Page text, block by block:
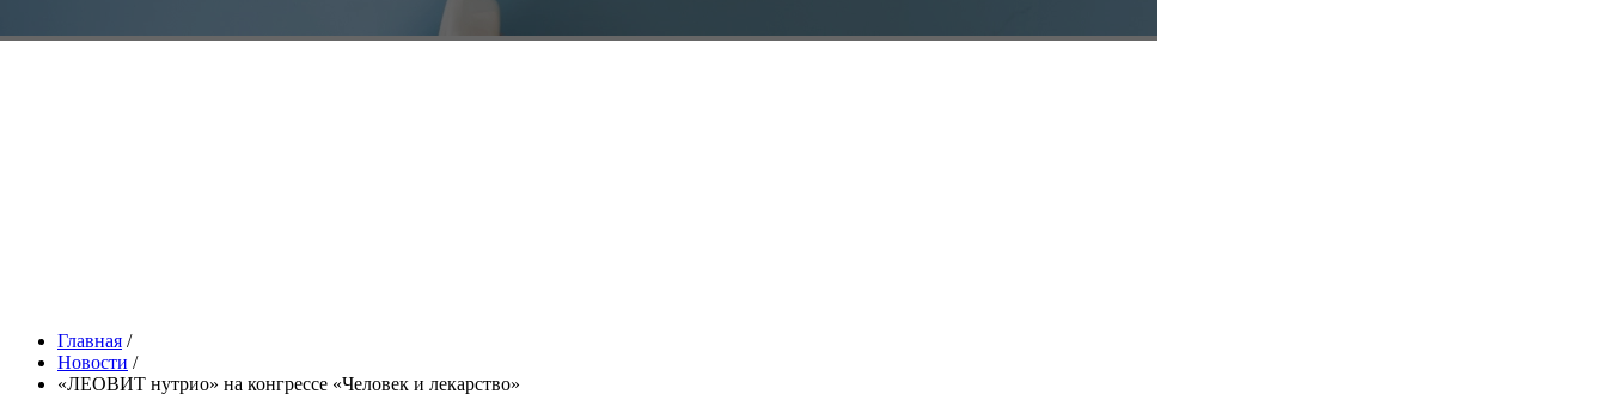
Главная /
Новости /
«ЛЕОВИТ нутрио» на конгрессе «Человек и лекарство»